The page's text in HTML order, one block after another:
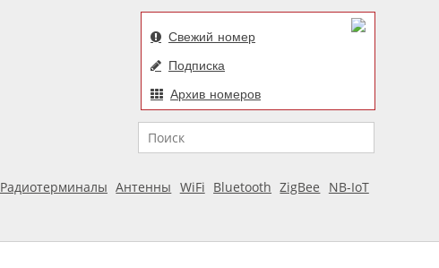
Свежий номер
Подписка
Архив номеров
Поиск
Радиотерминалы Антенны WiFi Bluetooth ZigBee
NB-IoT